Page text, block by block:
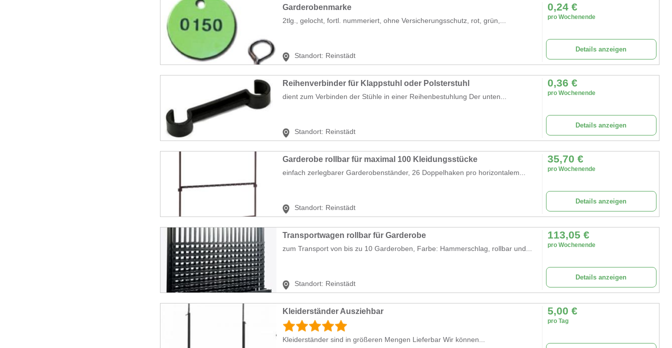
Garderobenmarke
2tlg., gelocht, fortl. nummeriert, ohne Versicherungsschutz, rot, grün,...
Standort: Reinstädt
0,24€
pro Wochenende
Details anzeigen
Reihenverbinder für Klappstuhl oder Polsterstuhl
dient zum Verbinden der Stühle in einer Reihenbestuhlung Der unten...
Standort: Reinstädt
0,36 €
pro Wochenende
Details anzeigen
Garderobe rollbar für maximal 100 Kleidungsstücke
einfach zerlegbarer Garderobenständer, 26 Doppelhaken pro horizontalem...
Standort: Reinstädt
35,70 €
pro Wochenende
Details anzeigen
Transportwagen rollbar für Garderobe
zum Transport von bis zu 10 Garderoben, Farbe: Hammerschlag, rollbar und...
Standort: Reinstädt
113,05 €
pro Wochenende
Details anzeigen
Kleiderständer Ausziehbar
Kleiderständer sind in größeren Mengen Lieferbar Wir können...
5,00 €
pro Tag